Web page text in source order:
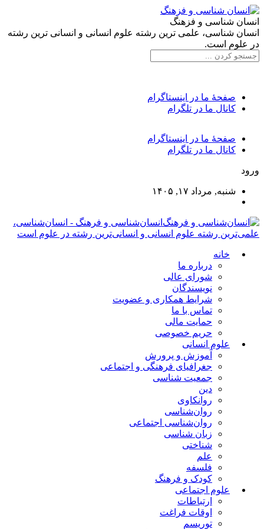
انسان شناسی و فزهنگ
انسان شناسی، علمی ترین رشته علوم انسانی و انسانی ترین رشته
در علوم است.
صفحۀ ما در اینستاگرام
کانال ما در تلگرام
صفحۀ ما در اینستاگرام
کانال ما در تلگرام
ورود
شنبه, مرداد ۱۷, ۱۴۰۵
انسان‌شناسی و فرهنگ - انسان‌شناسی،
علمی‌ترین رشته علوم انسانی و انسانی‌ترین رشته در علوم است
خانه
درباره ما
شورای عالی
نویسندگان
شرایط همکاری و عضویت
تماس با ما
حمایت مالی
حریم خصوصی
علوم انسانی
آموزش و پرورش
جغرافیای فرهنگی و اجتماعی
جمعیت شناسی
دین
روانکاوی
روان‌شناسی
روان‌شناسی اجتماعی
زبان شناسی
شناختی
علم
فلسفه
کودک و فرهنگ
علوم اجتماعی
ارتباطات
اوقات فراغت
توریسم